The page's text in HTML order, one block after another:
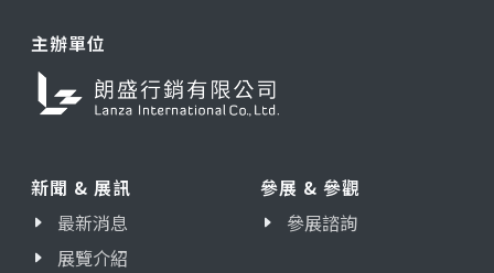
主辦單位
新聞 & 展訊
最新消息
展覽介紹
參展 & 參觀
參展諮詢